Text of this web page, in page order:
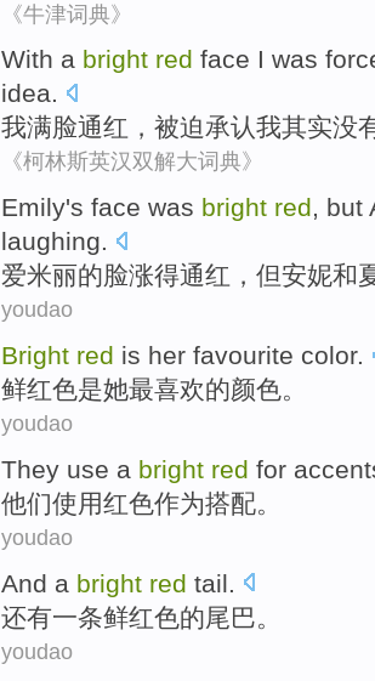
《牛津词典》
With a bright red face I was
idea.
我满脸通红 ， 被迫承认我其实没
《柯林斯英汉双解大词典》
Emily's face was bright red, but
laughing.
爱米丽的脸涨得通红， 但安妮和
youdao
Bright red is her favourite color.
鲜红色是她最喜欢的颜色。
youdao
They use a bright red for
他们使用红色作为搭配。
youdao
And a bright red tail
还有一条鲜红色的尾巴 。
youdao